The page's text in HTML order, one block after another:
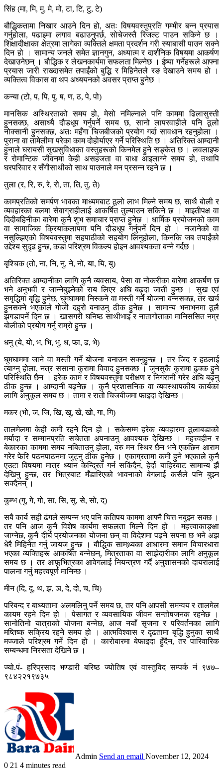
सिंह (मा, मि, मु, मे, मो, टा, टि, टु, टे)
बौद्धिकतामा निखार आउने दिन हो, अतः विषयवस्तुप्रति गम्भीर बन्न प्रयास
गर्नुहोला, पढाइमा लगाव बढाउनुपर्छ, सोचेजस्तै रिजल्ट पाउन सकिने छ ।
शिक्षादीक्षाका क्षेत्रमा लागेका व्यक्तिले क्षमता प्रदर्शन गरी स्याबासी पाउन सक्ने
दिन हो । सामान्य जनले समेत ज्ञानगुन, अध्यात्म र दार्शनिक विषयमा आकर्षण
देखाउनेछन् । बौद्धिक र लेखनकार्यमा सफलता मिल्नेछ । ईष्र्या गर्नेहरूले आफ्ना
प्रयास जारी राख्दासमेत तपाईंको बुद्धि र मिहिनेतले रङ देखाउने समय हो ।
व्यक्तित्व विकास वा थप अध्ययनको अवसर प्राप्त हुनेछ ।
कन्या (टो, प, पि, पु, ष, ण, ठ, पे, पो)
मानसिक अस्थिरताको समय हो, मेसो नमिल्नाले पनि काममा ढिलासुस्ती
हुनसक्छ, असाध्यै दौडधूप गर्नुपर्ने समय छ, सानो लापरवाहीले पनि ठूलो
नोक्सानी हुनसक्छ, अतः महँगा चिजबीजको प्रयोग गर्दा सावधान रहनुहोला ।
पुराना वा तामेलीमा परेका काम दोहोर्याएर गर्ने परिस्थिति छ । अतिरिक्त आम्दानी
हुनाले घरायसी सुखसुविधाका वस्तुहरूको किनमेल हुने सङ्केत छ । लवलाइफ
र रोमान्टिक जीवनमा केही असहजता वा बाधा आइलाग्ने समय हो, तथापि
घरपरिवार र सँगीसाथीको साथ पाउनाले मन प्रसन्न रहने छ ।
तुला (र, रि, रु, रे, रो, ता, ति, तु, ते)
कामप्रतिको समर्पण भावका माध्यमबाट ठूलो लाभ मिल्ने समय छ, साथै बोली र
व्यवहारका बलमा सेवाग्राहीलाई आकर्षित तुल्याउन सकिने छ । माइतीपक्ष वा
दिदीबहिनीका बारेमा कुनै शुभ समाचार प्राप्त हुनेछ । धार्मिक प्रयोजनको काम
वा सामाजिक क्रियाकलापमा पनि दौडधूप गर्नुपर्ने दिन हो । नजानेको वा
नसुल्झिएको विषयवस्तुमा सहपाठीको सहयोग लिनुहोला, किनकि जब तपाईंको
उद्देश्य सुदृढ हुन्छ, कडा परिश्रम विकल्प होइन आवश्यकता बन्ने गर्दछ ।
बृश्चिक (तो, ना, नि, नु, ने, नो, या, यि, यु)
अतिरिक्त आम्दानीका लागि कुनै व्यवसाय, पेसा वा नोकरीका बारेमा आकर्षण छ
भने अनुभवी र जान्नेबुझ्नेको राय लिएर अघि बढ्दा जाती हुन्छ । सुख एवं
समृद्धिमा बृद्धि हुनेछ, घुमघाममा निस्कने वा मस्ती गर्ने योजना बन्नसक्छ, तर खर्च
हुनसक्ने भएकाले गोजी दह्रो बनाउनु ठीक हुनेछ । सामान्य भनाभनमा ठूलै
झगडापर्ने दिन छ । खासगरी घनिष्ठ साथीभाइ र नातागोताका मानिससित नम्र
बोलीको प्रयोग गर्नु राम्रो हुन्छ ।
धनु (ये, यो, भ, भि, भु, ध, फा, ढ, भे)
घुमघाममा जाने वा मस्ती गर्ने योजना बनाउन सक्नुहुन्छ । तर जिद र हठलाई
त्याग्नु होला, नत्र ससाना कुरामा विवाद हुनसक्छ । जुनसुकै कुरामा ढुक्क हुने
परिस्थिति छैन । हरेक काम र विषयवस्तुमा परीक्षण र निगरानी गरेर अघि बढ्नु
ठीक हुन्छ । आम्दानी बढ्नेछ । कुनै प्रशासनिक वा व्यवस्थापकीय कार्यका
लागि अनुकूल समय छ । तामा र रातो चिजबीजमा फाइदा देखिन्छ ।
मकर (भो, ज, जि, खि, खु, खे, खो, गा, गि)
तालमेलमा केही कमी रहने दिन हो । सकेसम्म हरेक व्यवहारमा ठूलाबडाको
मर्यादा र सम्मानप्रति सचेतता अपनाउनु आवश्यक देखिन्छ । महत्त्वहीन र
बेकारका काममा समय नबिताउनु होला, बरु मन स्थिर छैन भने एकछिन आराम
गरेर फेरि पठनपाठनमा जुट्नु ठीक हुनेछ । एकाग्रतामा कमी हुने भएकाले कुनै
एउटा विषयमा मात्र ध्यान केन्द्रित गर्न सकिंदैन, हेर्दा बाहिरबाट सामान्य झैं
देखिनु हुन्छ, तर भित्रबाट मँडारिएको भावनाको बेगलाई कसैले पनि बुझ्न
सक्दैनन् ।
कुम्भ (गु, गे, गो, सा, सि, सु, से, सो, द)
सबै कार्य सही ढंगले सम्पन्न भए पनि कतिपय काममा आफ्नै चित्त नबुझ्न सक्छ ।
तर पनि आज कुनै विशेष कार्यमा सफलता मिल्ने दिन हो । महत्त्वाकाङ्क्षा
जाग्नेछ, कुनै दीर्घ प्रयोजनका योजना छन् वा विदेशमा पढ्ने सपना छ भने अझ
धेरै मिहिनेत गर्नु जायज हुन्छ । बौद्धिक सामथ्र्यका आधारमा समान विचारधारा
भएका व्यक्तिहरू आकर्षित बन्नेछन्, मित्रताका वा साझेदारीका लागि अनुकूल
समय छ । तर आफूभित्रका आवेगलाई नियन्त्रण गर्दै अनुशासनको दायरालाई
पालना गर्नु महत्त्वपूर्ण मानिन्छ ।
मीन (दि, दु, थ, झ, ञ, दे, दो, च, चि)
परिबन्द र बाध्यतामा अलमलिनु पर्ने समय छ, तर पनि आपसी समन्वय र तालमेल
कायम रहने दिन हो । पेसागत र व्यवसायिक जीवन सन्तोषजनक रहनेछ ।
सानोतिनो यात्राको योजना बन्नेछ, आज नयाँ सृजना र परिवर्तनका लागि
मष्तिष्क सक्रिय रहने समय हो । आत्मविश्वास र दृढतामा बृद्धि हुनुका साथै
मज्जाले परिश्रम गर्ने दिन हो । कारोबारमा बेफाइदा हुँदैन, तर पारिवारिक
सम्बन्धमा निरसता देखिने छ ।
ज्यो.पं- हरिप्रसाद भण्डारी बरिष्ठ ज्योतिष एवं वास्तुविद सम्पर्क नं ९७७–
९८४२२१९७३५
Admin Send an email November 12, 2024
0 21 4 minutes read